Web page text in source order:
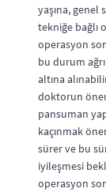
yaşına, genel
tekniğe bağlı
operasyon
bu durum
altına
doktorun
pansuman
kaçınmak
sürer ve bu
iyileşmesi
operasyon